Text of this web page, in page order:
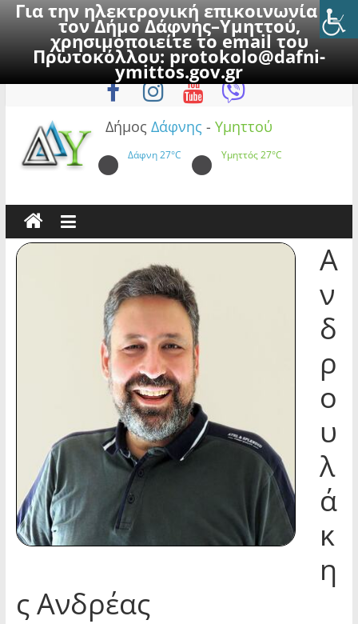
Για την ηλεκτρονική επικοινωνία με
τον Δήμο Δάφνης–Υμηττού,
χρησιμοποιείτε το email του
Πρωτοκόλλου:protokolo@dafni-
ymittos.gov.gr
to
Παρασκευή, 7 Αυγούστου 2026
Δήμος Δάφνης - Υμηττού
Δάφνη27°C Υμηττός27°C
Α
ν
δ
ρ
ο
υ
λ
ά
κ
η
ς Ανδρέας